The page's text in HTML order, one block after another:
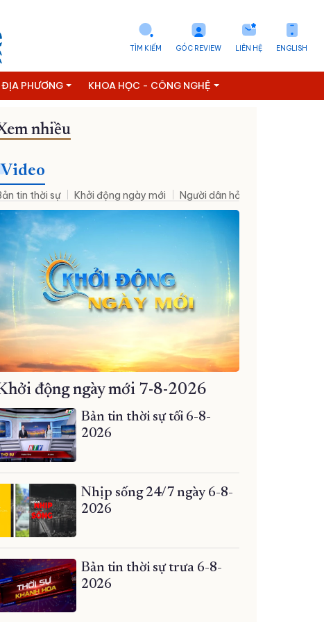
ENGLISH
LIÊN HỆ
GÓC REVIEW
TÌM KIẾM
PHƯƠNG KHOA HỌC - CÔNG NGHỆ
Đưa NQ09 vào cuộc sống
nhiều
Video
tin thời sự Khởi động ngày mới Người dân hỏi – Cơ quan nhà
động ngày mới 7-8-2026
Bản tin thời sự tối 6-8-
2026
Nhịp sống 24/7 ngày 6-8-
2026
Bản tin thời sự trưa 6-8-
2026